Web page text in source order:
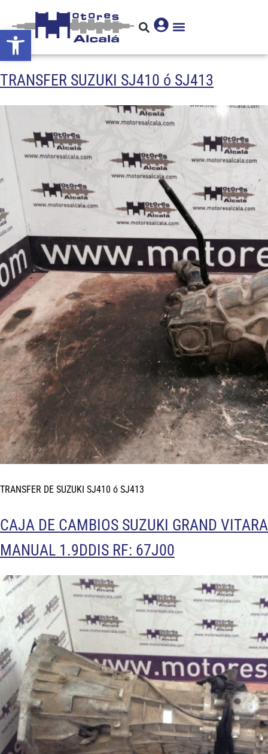
Abrir barra de herramientas
TRANSFER SUZUKI SJ410 ó SJ413
TRANSFER DE SUZUKI SJ410 ó SJ413
CAJA DE CAMBIOS SUZUKI GRAND VITARA
MANUAL 1.9DDIS RF: 67J00